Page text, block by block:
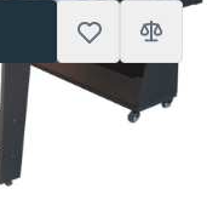
Pooltafel 6FT